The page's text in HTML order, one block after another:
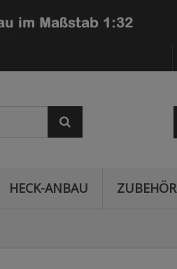
HECK-ANBAU ZUBEHÖR